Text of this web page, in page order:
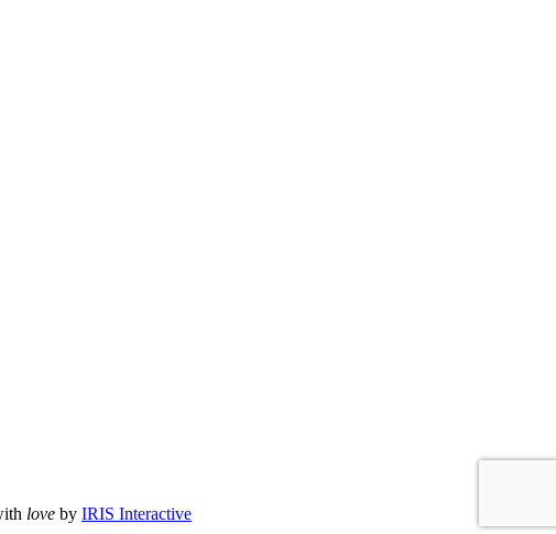
love by IRIS Interactive
les réglementations. Personnalisez vos préférences pour